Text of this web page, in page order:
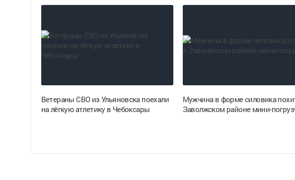
Ветераны СВО из Ульяновска поехали
на лёгкую атлетику в Чебоксары
Мужчина в форме силовика
Заволжском районе мини-